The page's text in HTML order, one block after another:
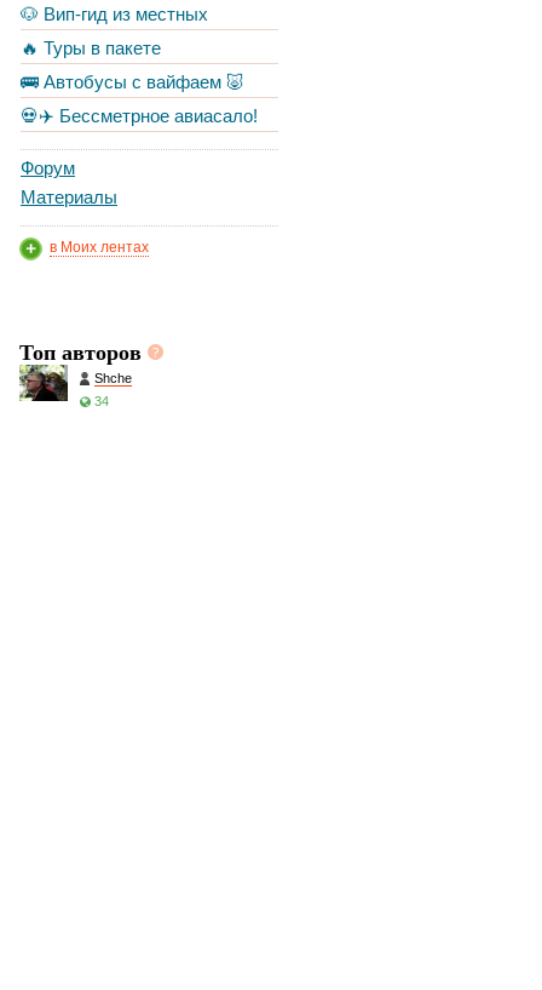
🐶 Вип-гид из местных
🔥 Туры в пакете
🚌 Автобусы с вайфаем 🐷
💀✈️ Бессметрное авиасало!
Форум
Материалы
в Моих лентах
Топ авторов
Shche
34